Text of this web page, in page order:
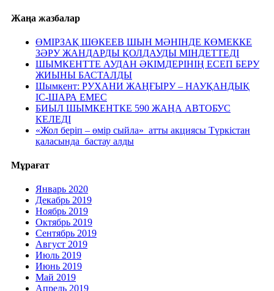
Жаңа жазбалар
ӨМІРЗАҚ ШӨКЕЕВ ШЫН МӘНІНДЕ КӨМЕККЕ
ЗӘРУ ЖАНДАРДЫ ҚОЛДАУДЫ МІНДЕТТЕДІ
ШЫМКЕНТТЕ АУДАН ӘКІМДЕРІНІҢ ЕСЕП БЕРУ
ЖИЫНЫ БАСТАЛДЫ
Шымкент: РУХАНИ ЖАҢҒЫРУ – НАУҚАНДЫҚ
ІС-ШАРА ЕМЕС
БИЫЛ ШЫМКЕНТКЕ 590 ЖАҢА АВТОБУС
КЕЛЕДІ
«Жол беріп – өмір сыйла» атты акциясы Түркістан
қаласында бастау алды
Мұрағат
Январь 2020
Декабрь 2019
Ноябрь 2019
Октябрь 2019
Сентябрь 2019
Август 2019
Июль 2019
Июнь 2019
Май 2019
Апрель 2019